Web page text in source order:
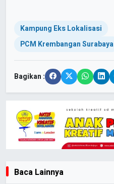
Kampung Eks Lokalisasi
PCM Krembangan Surabaya
Bagikan :
Baca Lainnya